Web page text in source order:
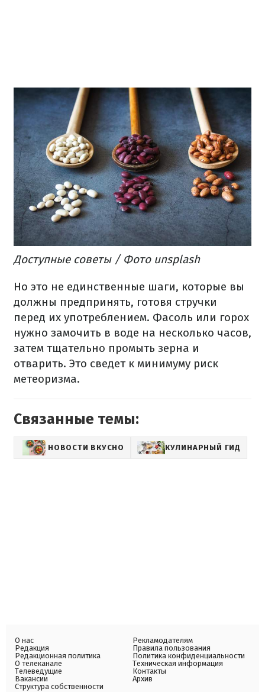
Доступные советы/ Фото unsplash
Но это не единственные шаги, которые вы
должны предпринять, готовя стручки
перед их употреблением. Фасоль или горох
нужно замочить в воде на несколько часов,
затем тщательно промыть зерна и
отварить. Это сведет к минимуму риск
метеоризма.
Связанные темы:
НОВОСТИ ВКУСНО КУЛИНАРНЫЙ ГИД
О нас
Редакция
Редакционная политика
О телеканале
Телеведущие
Вакансии
Структура собственности
Рекламодателям
Правила пользования
Политика конфиденциальности
Техническая информация
Контакты
Архив